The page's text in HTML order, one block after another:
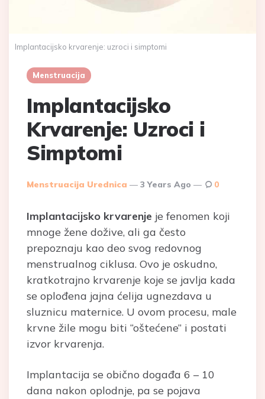
Implantacijsko krvarenje: uzroci i simptomi
Menstruacija
Implantacijsko
Krvarenje: Uzroci i
Simptomi
Posted
Menstruacija Urednica 3 Years Ago 0
Implantacijsko krvarenje je fenomen koji
mnoge žene dožive, ali ga često
prepoznaju kao deo svog redovnog
menstrualnog ciklusa. Ovo je oskudno,
kratkotrajno krvarenje koje se javlja kada
se oplođena jajna ćelija ugnezdava u
sluznicu maternice. U ovom procesu, male
krvne žile mogu biti “oštećene” i postati
izvor krvarenja.
Implantacija se obično događa 6 – 10
dana nakon oplodnje, pa se pojava